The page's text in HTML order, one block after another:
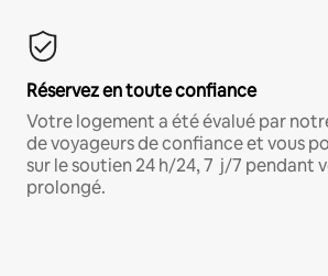
Réservez en toute confiance
Votre logement a été évalué par
de voyageurs de confiance et vous
sur le soutien 24 h/24, 7 j/7 pendant
prolongé.